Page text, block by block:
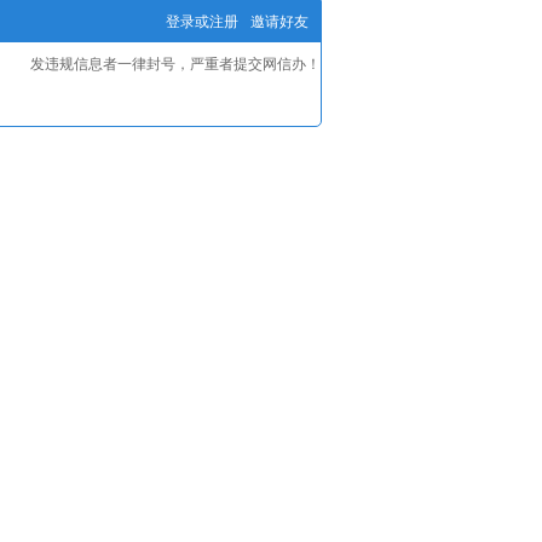
登录或注册 邀请好友
发违规信息者一律封号，严重者提交网信办！